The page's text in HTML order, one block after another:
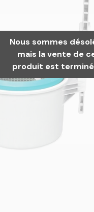
Nous sommes
mais la vente de
produit est